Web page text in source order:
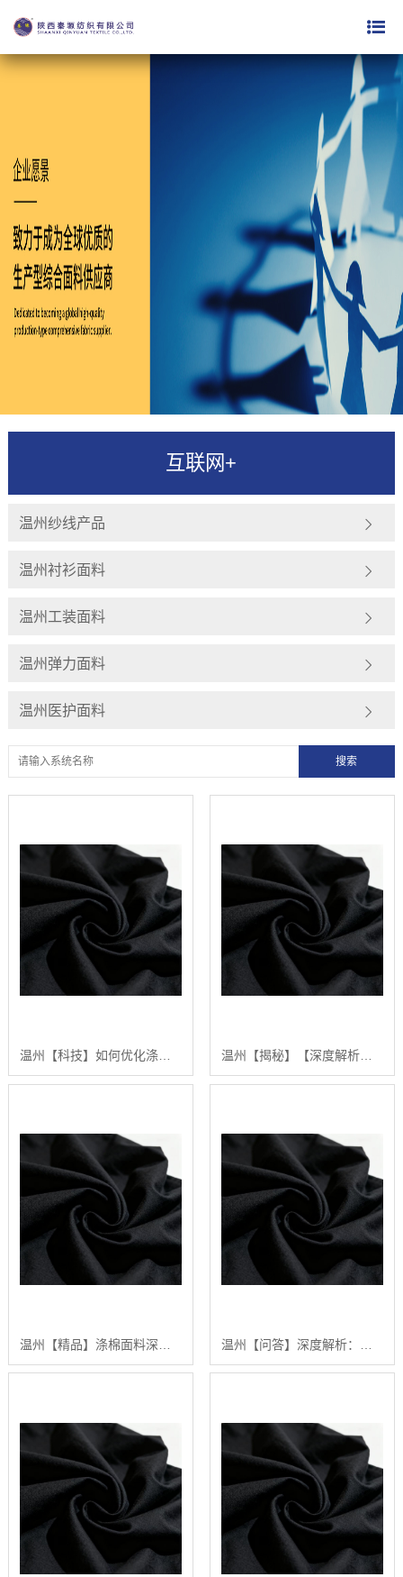
互联网+
温州纱线产品
温州衬衫面料
温州工装面料
温州弹力面料
温州医护面料
温州【科技】如何优化涤棉面料的生产流程：陕西秦塬纺织的实践指南【是什么?】 温州【揭秘】【深度解析】2024年涤棉面料品质排行榜与选购指南【很重要?】